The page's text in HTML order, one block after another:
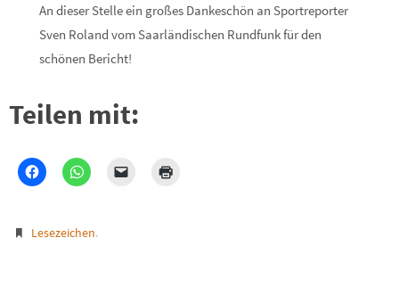
An dieser Stelle ein großes Dankeschön an Sportreporter
Sven Roland vom Saarländischen Rundfunk für den
schönen Bericht!
Teilen mit:
Lesezeichen.